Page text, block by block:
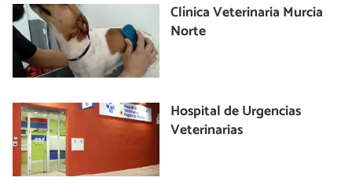
Clínica Veterinaria Murcia
Norte
Hospital de Urgencias
Veterinarias